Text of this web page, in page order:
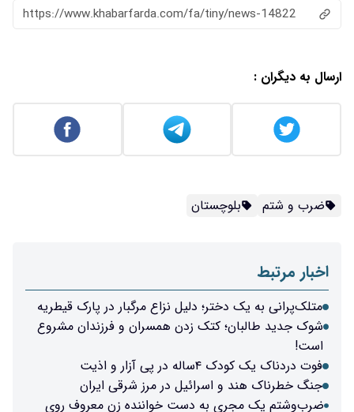
https://www.khabarfarda.com/fa/tiny/news-14822
ارسال به دیگران :
ضرب و شتم بلوچستان
اخبار مرتبط
متلک‌پرانی به یک دختر؛ دلیل نزاع مرگبار در پارک قیطریه
شوک جدید طالبان؛ کتک زدن همسران و فرزندان مشروع
است!
فوت دردناک یک کودک ۴ساله در پی آزار و اذیت
جنگ خطرناک هند و اسرائیل در مرز شرقی ایران
ضرب‌وشتم یک مجری به دست خواننده زن معروف روی